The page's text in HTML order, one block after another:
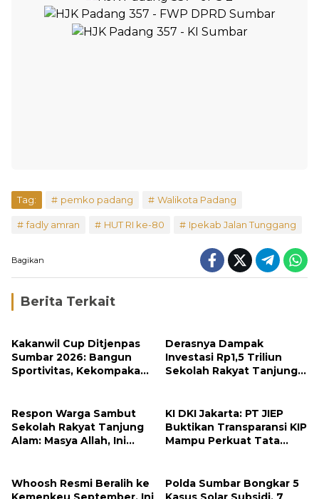
Tag: pemko padang Walikota Padang
fadly amran HUT RI ke-80 Ipekab Jalan Tunggang
Bagikan
Berita Terkait
Kakanwil Cup Ditjenpas
Sumbar 2026: Bangun
Sportivitas, Kekompakan
Derasnya Dampak
Investasi Rp1,5 Triliun
Sekolah Rakyat Tanjung
Respon Warga Sambut
Sekolah Rakyat Tanjung
Alam: Masya Allah, Ini
KI DKI Jakarta: PT JIEP
Buktikan Transparansi KIP
Mampu Perkuat Tata
Whoosh Resmi Beralih ke
Polda Sumbar Bongkar 5